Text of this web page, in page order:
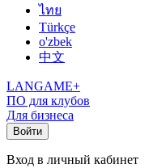
ไทย
Türkçe
o'zbek
中文
LANGAME+
ПО для клубов
Для бизнеса
Войти
Вход в личный кабинет